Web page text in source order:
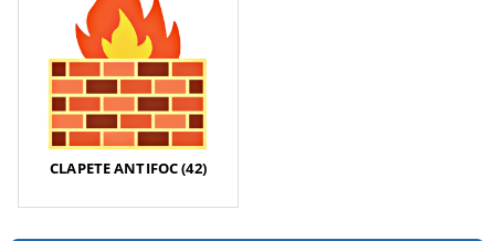
CLAPETE ANTIFOC (42)